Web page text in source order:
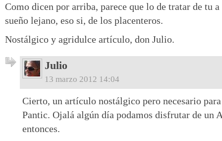
Como dicen por arriba, parece que lo de tratar de tu
sueño lejano, eso si, de los placenteros.
Nostálgico y agridulce artículo, don Julio.
Julio
13 marzo 2012 14:04
Cierto, un artículo nostálgico pero necesario
Pantic. Ojalá algún día podamos disfrutar de un
entonces.